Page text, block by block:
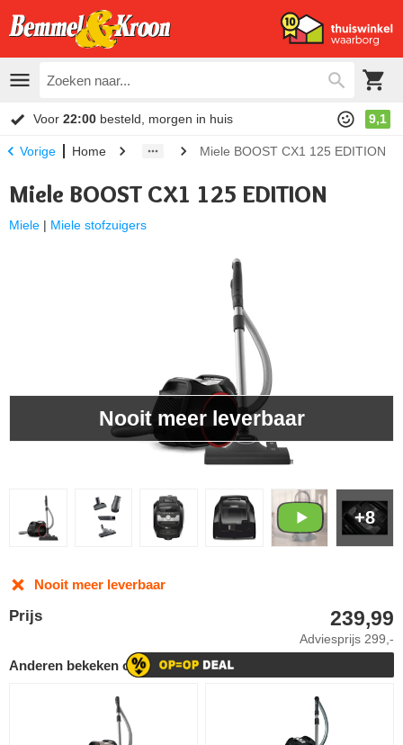
Voor 22:00 besteld, morgen in huis 9,1
Vorige Home Miele BOOST CX1 125 EDITION
Miele BOOST CX1 125 EDITION
Miele | Miele stofzuigers
+8
Nooit meer leverbaar
Nooit meer leverbaar
Prijs
Adviesprijs 299,-
239,99
Anderen bekeken ook